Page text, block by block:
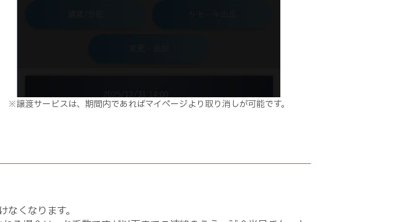
※譲渡サービスは、期間内であればマイページより取り消しが可能です。
くなります。